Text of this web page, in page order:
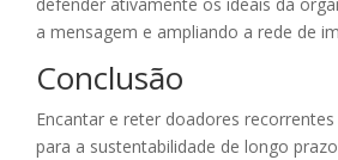
defender ativamente os ideais da
a mensagem e ampliando a rede de
Conclusão
Encantar e reter doadores
para a sustentabilidade de longo